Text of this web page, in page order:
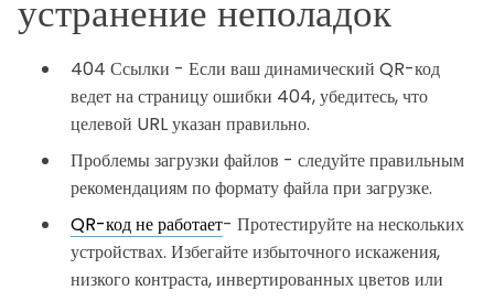
устранение неполадок
404 Ссылки - Если ваш динамический QR-код
ведет на страницу ошибки 404, убедитесь, что
целевой URL указан правильно.
Проблемы загрузки файлов - следуйте правильным
рекомендациям по формату файла при загрузке.
QR-код не работает- Протестируйте на нескольких
устройствах. Избегайте избыточного искажения,
низкого контраста, инвертированных цветов или